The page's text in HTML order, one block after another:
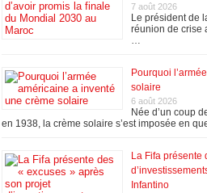
7 août 2026
Le président de
réunion de crise
…
Pourquoi
solaire
6 août 2026
Née d’un coup
en 1938, la crème solaire s’est imposée en
La Fifa présente
Infantino